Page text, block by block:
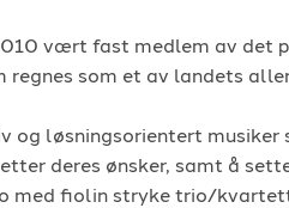
vært fast medlem av det
regnes som et av landets
og løsningsorientert
deres ønsker, samt å
med fiolin stryke trio/